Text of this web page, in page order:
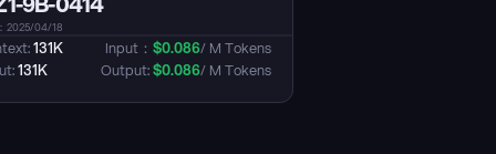
2025/04/18
131K
131K
Input： $0.086/ M Tokens
Output: $0.086/ M Tokens